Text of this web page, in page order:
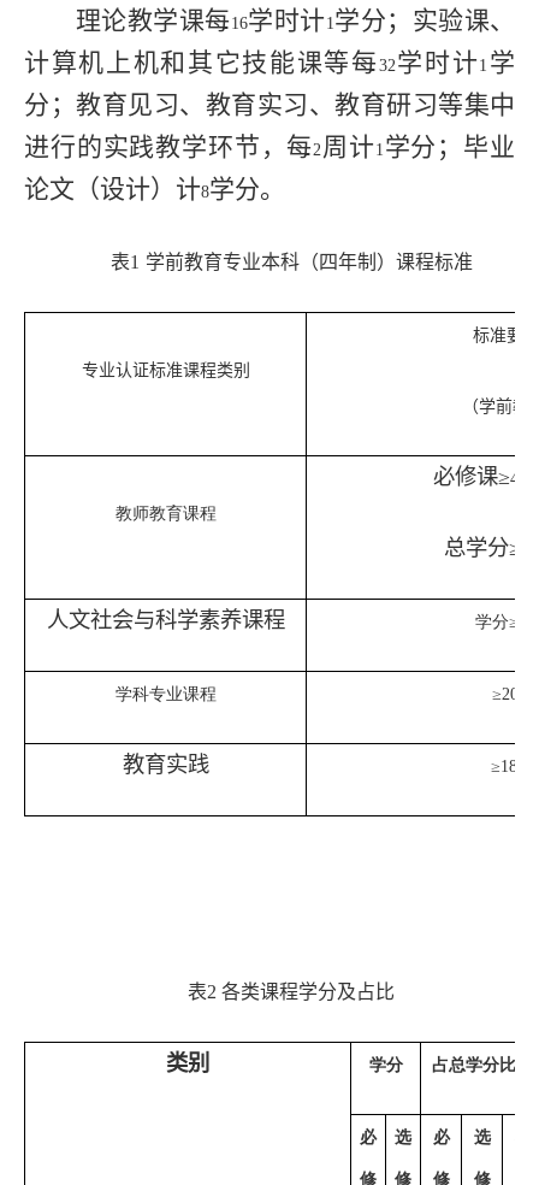
理论教学课每16学时计1 学分；实验课、
计算机上机和其它技能课等每32 学时计1 学
分；教育见习、教育实习、教育研习等集中
进行的实践教学环节，每2 周计1 学分；毕业
论文（设计）计8学分。
表1 学前教育专业本科（四年制）课程标准
专业认证标准课程类别
标准要求
（学前教
教师教育课程
必修课≥44
总学分≥
人文社会与科学素养课程 学分≥
学科专业课程 ≥20%
教育实践 ≥18
表2各类课程学分及占比
类别 学分 占总学分比例
必
修
选
修
必
修
选
修